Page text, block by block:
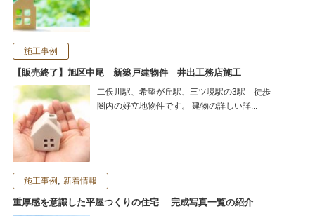
施工事例
【販売終了】旭区中尾 新築戸建物件 井出工務店施工
二俣川駅、希望が丘駅、三ツ境駅の3駅 徒歩
圏内の好立地物件です。 建物の詳しい詳...
施工事例 , 新着情報
重厚感を意識した平屋つくりの住宅 完成写真一覧の紹介